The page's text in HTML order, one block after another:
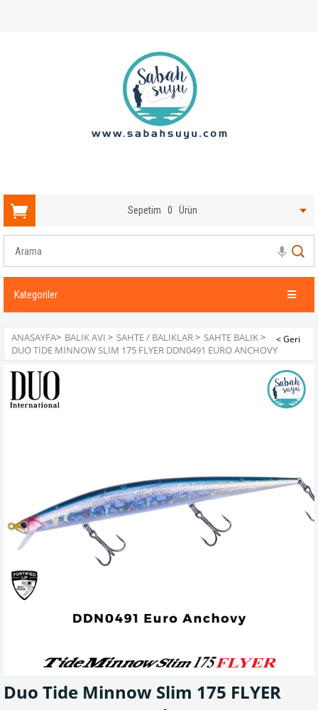
Sepetim 0 Ürün
Kategoriler
ANASAYFA> BALIK AVI > SAHTE / BALIKLAR> SAHTE BALIK>
DUO TIDE MINNOW SLIM 175 FLYER DDN0491 EURO ANCHOVY
Duo Tide Minnow Slim 175 FLYER